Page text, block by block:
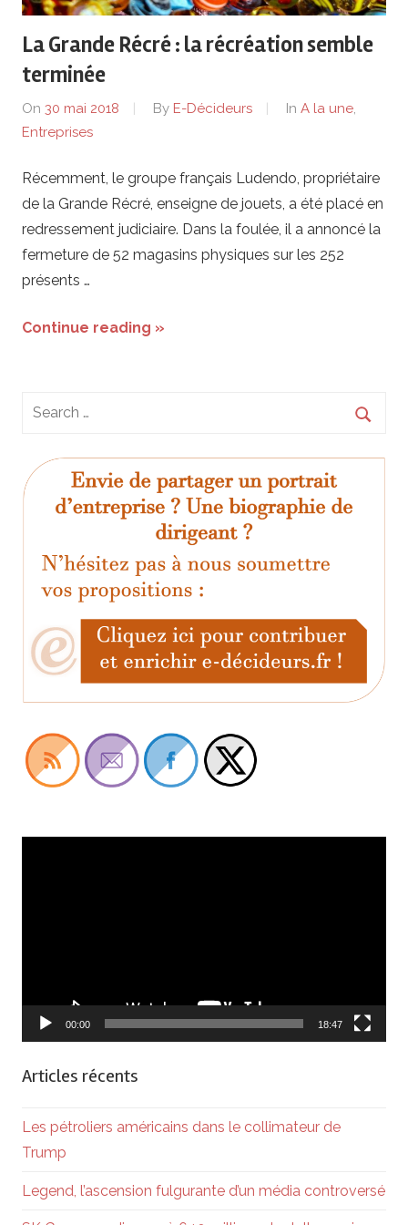
de
lentreprise
et
ses
dirigeants
La Grande Récré : la récréation semble
terminée
On 30 mai 2018 By E-Décideurs In A la une,
Entreprises
Récemment, le groupe français Ludendo, propriétaire
de la Grande Récré, enseigne de jouets, a été placé en
redressement judiciaire. Dans la foulée, il a annoncé la
fermeture de 52 magasins physiques sur les 252
présents …
Continue reading »
00:00 18:47
Articles récents
Les pétroliers américains dans le collimateur de
Trump
Legend, l’ascension fulgurante d’un média controversé